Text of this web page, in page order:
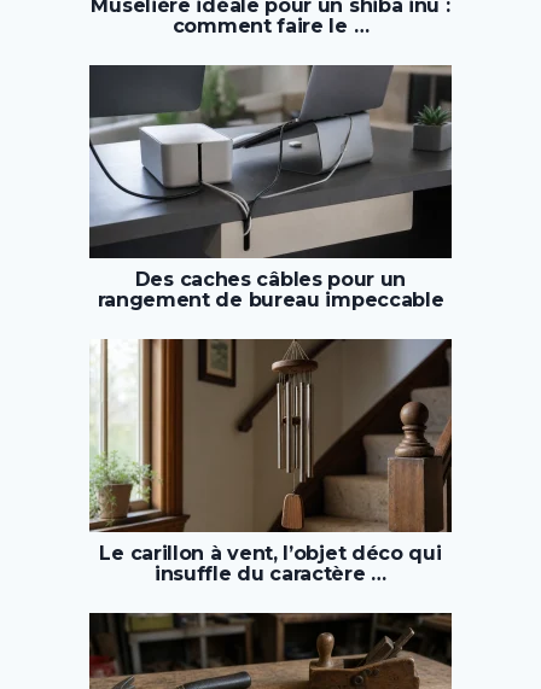
Muselière idéale pour un shiba inu :
comment faire le …
Des caches câbles pour un
rangement de bureau impeccable
Le carillon à vent, l’objet déco qui
insuffle du caractère …